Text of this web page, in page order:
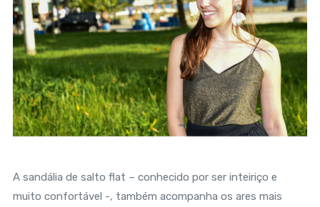
A sandália de salto flat – conhecido por ser inteiriço e
muito confortável -, também acompanha os ares mais